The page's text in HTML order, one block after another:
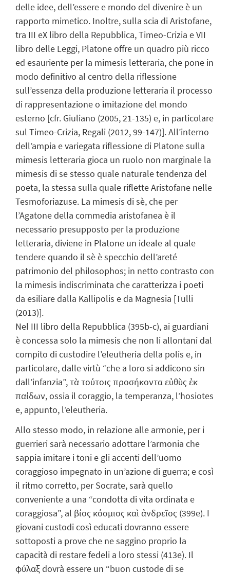
delle idee, dell’essere e mondo del divenire è un
rapporto mimetico. Inoltre, sulla scia di Aristofane,
tra III eX libro della Repubblica, Timeo-Crizia e VII
libro delle Leggi, Platone offre un quadro più ricco
ed esauriente per la mimesis letteraria, che pone in
modo definitivo al centro della riflessione
sull’essenza della produzione letteraria il processo
di rappresentazione o imitazione del mondo
esterno [cfr. Giuliano (2005, 21-135) e, in particolare
sul Timeo-Crizia, Regali (2012, 99-147)]. All’interno
dell’ampia e variegata riflessione di Platone sulla
mimesis letteraria gioca un ruolo non marginale la
mimesis di se stesso quale naturale tendenza del
poeta, la stessa sulla quale riflette Aristofane nelle
Tesmoforiazuse. La mimesis di sè, che per
l’Agatone della commedia aristofanea è il
necessario presupposto per la produzione
letteraria, diviene in Platone un ideale al quale
tendere quando il sè è specchio dell’areté
patrimonio del philosophos; in netto contrasto con
la mimesis indiscriminata che caratterizza i poeti
da esiliare dalla Kallipolis e da Magnesia [Tulli
(2013)].
Nel III libro della Repubblica (395b-c), ai guardiani
è concessa solo la mimesis che non li allontani dal
compito di custodire l’eleutheria della polis e, in
particolare, dalle virtù “che a loro si addicono sin
dall’infanzia”, τὰ τούτοις προσήκοντα εὐθὺς ἐκ
παίδων, ossia il coraggio, la temperanza, l’hosiotes
e, appunto, l’eleutheria.
Allo stesso modo, in relazione alle armonie, per i
guerrieri sarà necessario adottare l’armonia che
sappia imitare i toni e gli accenti dell’uomo
coraggioso impegnato in un’azione di guerra; e così
il ritmo corretto, per Socrate, sarà quello
conveniente a una “condotta di vita ordinata e
coraggiosa”, al βίος κόσμιος καὶ ἀνδρεῖος (399e). I
giovani custodi così educati dovranno essere
sottoposti a prove che ne saggino proprio la
capacità di restare fedeli a loro stessi (413e). Il
φύλαξ dovrà essere un “buon custode di se